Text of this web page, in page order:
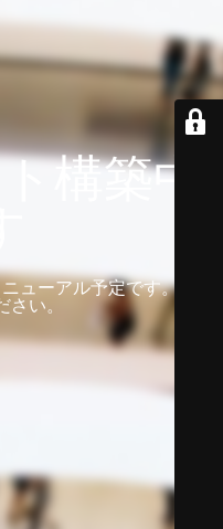
構築中
ューアル予定です。 しば
い。